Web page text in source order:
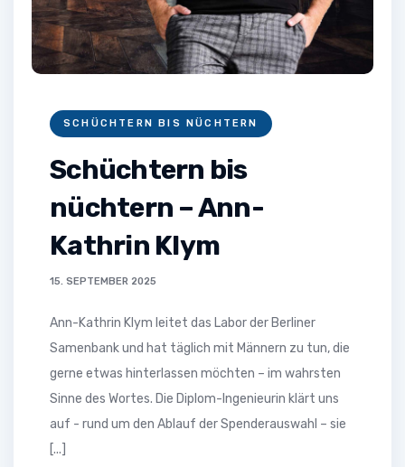
SCHÜCHTERN BIS NÜCHTERN
Schüchtern bis
nüchtern – Ann-
Kathrin Klym
15. SEPTEMBER 2025
Ann-Kathrin Klym leitet das Labor der Berliner
Samenbank und hat täglich mit Männern zu tun, die
gerne etwas hinterlassen möchten – im wahrsten
Sinne des Wortes. Die Diplom-Ingenieurin klärt uns
auf - rund um den Ablauf der Spenderauswahl – sie
[...]